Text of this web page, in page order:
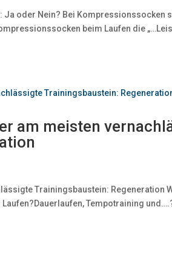
oder Nein? Bei Kompressionssocken
beim Laufen die
am meisten
Trainingsbaustein: Regeneration
Tempotraining